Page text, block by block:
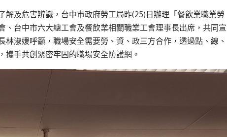
解及危害辨識，台中市政府勞工局昨(25)日辦理「餐飲業職業勞
、台中市六大總工會及餐飲業相關職業工會理事長出席，共同宣
淑媛呼籲，職場安全需要勞、資、政三方合作，透過點、線、
攜手共創緊密牢固的職場安全防護網。